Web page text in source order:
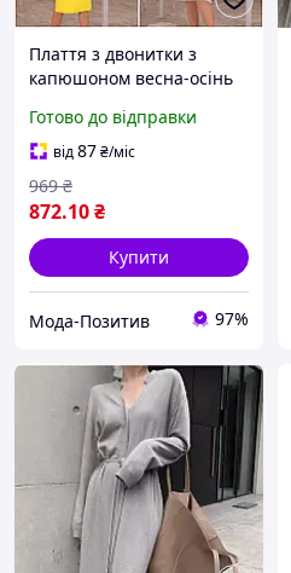
Плаття з двонитки з
капюшоном весна-осінь
Готово до відправки
від87₴/міс
872.10₴
969 ₴
Купити
Мода-Позитив 97%